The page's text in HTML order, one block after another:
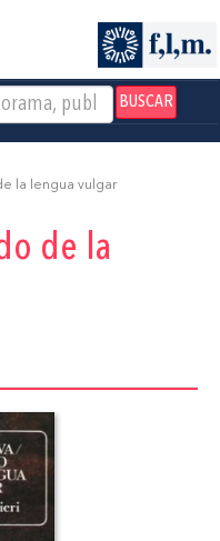
BUSCAR
la lengua vulgar
de la